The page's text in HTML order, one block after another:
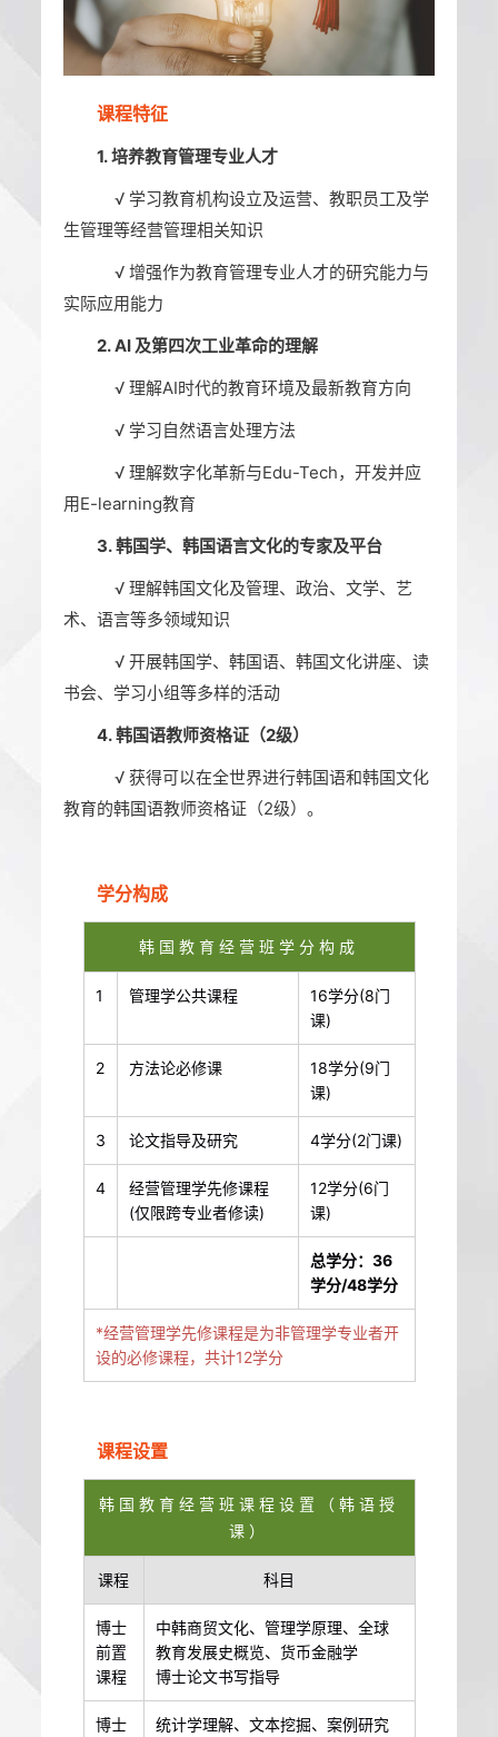
课程特征
1. 培养教育管理专业人才
√ 学习教育机构设立及运营、教职员工及学
生管理等经营管理相关知识
√ 增强作为教育管理专业人才的研究能力与
实际应用能力
2. AI 及第四次工业革命的理解
√ 理解AI时代的教育环境及最新教育方向
√ 学习自然语言处理方法
√ 理解数字化革新与Edu-Tech，开发并应
用E-learning教育
3. 韩国学、韩国语言文化的专家及平台
√ 理解韩国文化及管理、政治、文学、艺
术、语言等多领域知识
√ 开展韩国学、韩国语、韩国文化讲座、读
书会、学习小组等多样的活动
4. 韩国语教师资格证（2级）
√ 获得可以在全世界进行韩国语和韩国文化
教育的韩国语教师资格证（2级）。
学分构成
韩国教育经营班学分构成
1 管理学公共课程
16学分(8门
课)
2 方法论必修课
18学分(9门
课)
3 论文指导及研究 4学分(2门课)
4
经营管理学先修课程
(仅限跨专业者修读)
12学分(6门
课)
总学分：36
学分/48学分
*经营管理学先修课程是为非管理学专业者开
设的必修课程，共计12学分
课程设置
韩国教育经营班课程设置（韩语授
课）
课程 科目
博士
前置
课程
中韩商贸文化、管理学原理、全球
教育发展史概览、货币金融学
博士论文书写指导
博士
统计学理解、文本挖掘、案例研究